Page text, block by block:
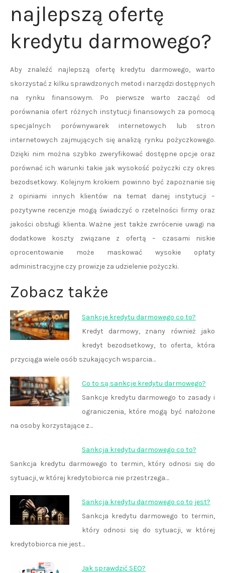
najlepszą ofertę
kredytu darmowego?
Aby znaleźć najlepszą ofertę kredytu darmowego, warto
skorzystać z kilku sprawdzonych metod i narzędzi dostępnych
na rynku finansowym. Po pierwsze warto zacząć od
porównania ofert różnych instytucji finansowych za pomocą
specjalnych porównywarek internetowych lub stron
internetowych zajmujących się analizą rynku pożyczkowego.
Dzięki nim można szybko zweryfikować dostępne opcje oraz
porównać ich warunki takie jak wysokość pożyczki czy okres
bezodsetkowy. Kolejnym krokiem powinno być zapoznanie się
z opiniami innych klientów na temat danej instytucji –
pozytywne recenzje mogą świadczyć o rzetelności firmy oraz
jakości obsługi klienta. Ważne jest także zwrócenie uwagi na
dodatkowe koszty związane z ofertą – czasami niskie
oprocentowanie może maskować wysokie opłaty
administracyjne czy prowizje za udzielenie pożyczki.
Zobacz także
Sankcje kredytu darmowego co to?
Kredyt darmowy, znany również jako
kredyt bezodsetkowy, to oferta, która
przyciąga wiele osób szukających wsparcia…
Co to są sankcje kredytu darmowego?
Sankcje kredytu darmowego to zasady i
ograniczenia, które mogą być nałożone
na osoby korzystające z…
Sankcja kredytu darmowego co to?
Sankcja kredytu darmowego to termin, który odnosi się do
sytuacji, w której kredytobiorca nie przestrzega…
Sankcja kredytu darmowego co to jest?
Sankcja kredytu darmowego to termin,
który odnosi się do sytuacji, w której
kredytobiorca nie jest…
Jak sprawdzić SEO?